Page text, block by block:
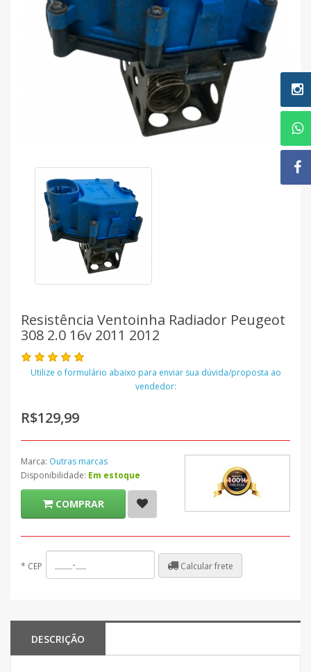
Resistência Ventoinha Radiador Peugeot
308 2.0 16v 2011 2012
Utilize o formulário abaixo para enviar sua dúvida/proposta ao
vendedor:
R$129,99
Marca: Outras marcas
Disponibilidade: Em estoque
COMPRAR
* CEP Calcular frete
DESCRIÇÃO